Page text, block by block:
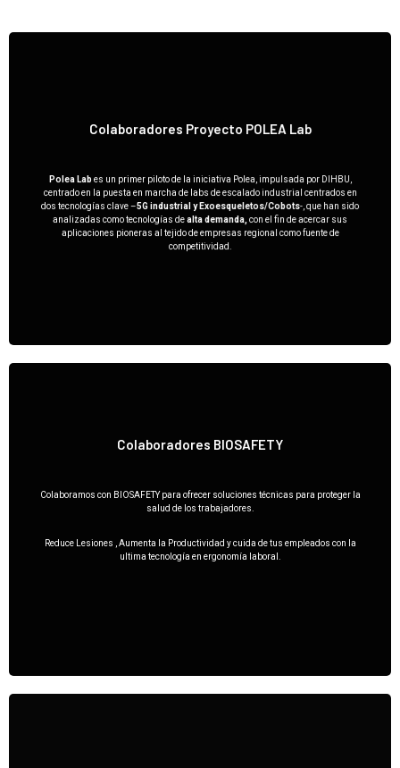
Colaboradores Proyecto POLEA Lab
Polea Lab es un primer piloto de la iniciativa Polea, impulsada por DIHBU,
centrado en la puesta en marcha de labs de escalado industrial centrados en
dos tecnologías clave –5G industrial y Exoesqueletos/Cobots-, que han sido
analizadas como tecnologías dealta demanda,con el fin de acercar sus
aplicaciones pioneras al tejido de empresas regional como fuente de
competitividad.
POLEA Lab
Colaboradores BIOSAFETY
Colaboramos con BIOSAFETY para ofrecer soluciones técnicas para proteger la
salud de los trabajadores.
Reduce Lesiones , Aumenta la Productividad y cuida de tus empleados con la
ultima tecnología en ergonomía laboral.
Biosafety